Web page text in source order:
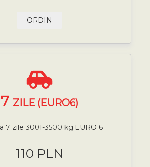
ORDIN
7 ZILE (EURO6)
7 zile 3001-3500 kg EURO 6
110 PLN